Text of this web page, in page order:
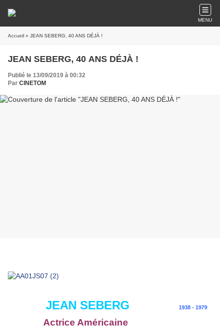
MENU
Accueil » JEAN SEBERG, 40 ANS DÉJÀ !
JEAN SEBERG, 40 ANS DÉJÀ !
Publié le 13/09/2019 à 00:32
Par CINETOM
JEAN SEBERG 1938 - 1979
Actrice Américaine